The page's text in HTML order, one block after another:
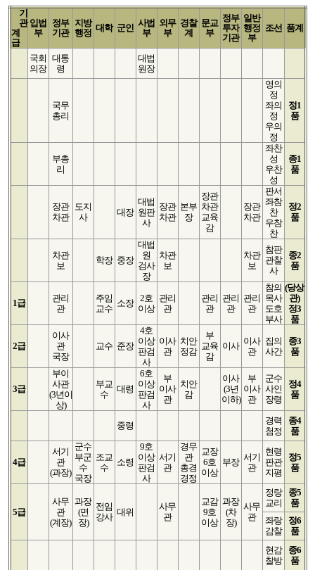
기
관
계
급
입법
부
정부
기관
지방
행정 대학 군인 사법
부
외무
부
경찰
계
문교
부
정부
투자
기관
일반
행정
부
조선 품계
국회
의장
대통
령
대법
원장
국무
총리
영의
정
좌의
정
우의
정
정1
품
부총
리
좌찬
성
우찬
성
종1
품
장관
차관
도지
사
대장
대법
원판
사
장관
차관
본부
장
장관
차관
교육
감
장관
차관
판서
좌참
찬
우참
찬
정2
품
차관
보
학장 중장
대법
원
검사
장
차관
보
차관
보
참판
관찰
사
종2
품
1급
관리
관
주임
교수
소장 2호
이상
관리
관
관리
관
관리
관
관리
관
참의
목사
도호
부사
(당상
관)
정3
품
2급
이사
관
국장
교수 준장
4호
이상
판검
사
이사
관
치안
정감
부
교육
감
이사 이사
관
집의
사간
종3
품
3급
부이
사관
(3년이
상)
부교
수
대령
6호
이상
판검
사
부
이사
관
치안
감
이사
(3년
이하)
부
이사
관
군수
사인
장령
정4
품
중령
경력
첨정
종4
품
4급
서기
관
(과장)
군수
부군
수
국장
조교
수
소령
9호
이상
판검
사
서기
관
경무
관
총경
경정
교장
6호
이상
부장 서기
관
현령
판관
지평
정5
품
5급
사무
관
(계장)
과장
(면
장)
전임
강사 대위
사무
관
교감
9호
이상
과장
(차
장)
사무
관
정랑
교리
종5
품
좌랑
감찰
정6
품
현감
찰방
종6
품